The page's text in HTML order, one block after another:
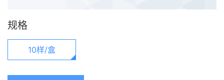
规格
10样/盒